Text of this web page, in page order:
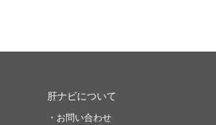
肝ナビについて
・お問い合わせ